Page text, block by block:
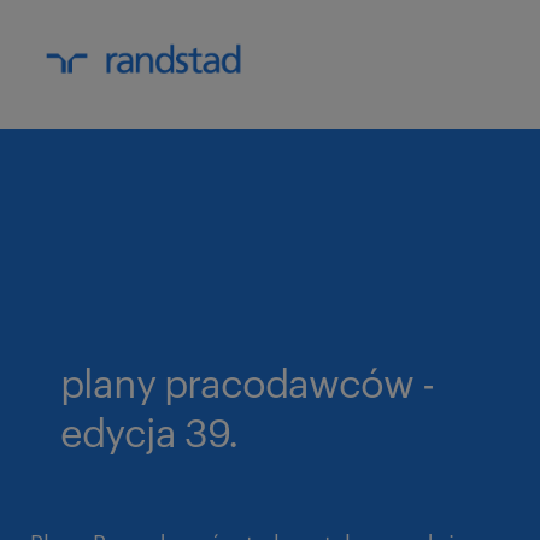
plany pracodawców -
edycja 39.